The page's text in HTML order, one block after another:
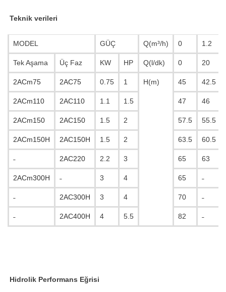
Teknik verileri
MODEL GÜÇ Q(m³/h) 0 1.2
Tek Aşama Üç Faz KW HP Q(l/dk) 0 20
2ACm75 2AC75 0.75 1 H(m) 45 42.5
2ACm110 2AC110 1.1 1.5 47 46
2ACm150 2AC150 1.5 2 57.5 55.5
2ACm150H 2AC150H 1.5 2 63.5 60.5
˗ 2AC220 2.2 3 65 63
2ACm300H ˗ 3 4 65 ˗
˗ 2AC300H 3 4 70 ˗
˗ 2AC400H 4 5.5 82 ˗
Hidrolik Performans Eğrisi